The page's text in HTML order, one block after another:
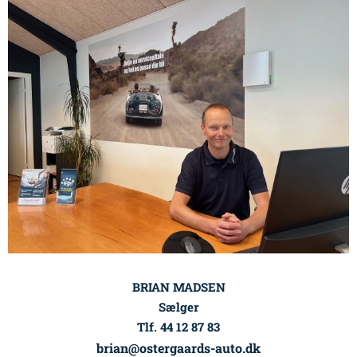
BRIAN MADSEN
Sælger
Tlf. 44 12 87 83
brian@ostergaards-auto.dk